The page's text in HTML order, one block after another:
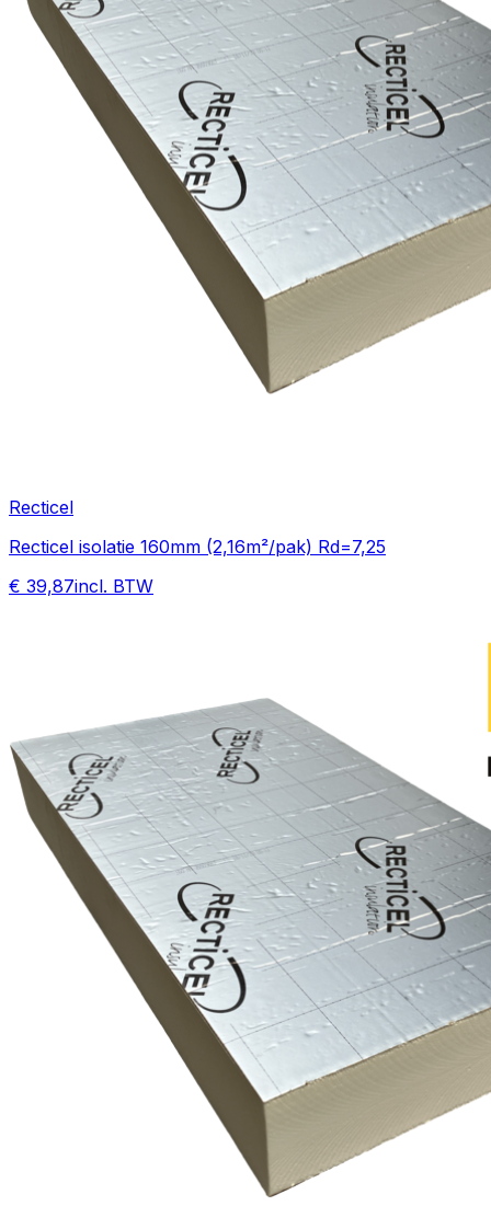
Recticel
Recticel isolatie 160mm (2,16m²/pak) Rd=7,25
€ 39,87incl. BTW